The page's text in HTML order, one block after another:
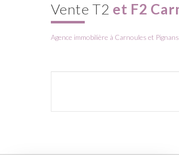
Vente T2 et F2
Agence immobilière à Carnoules et Pignans